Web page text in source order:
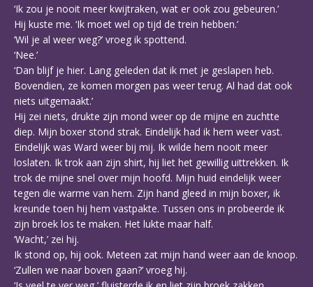
‘Ik zou je nooit meer kwijtraken, wat er ook zou gebeuren.’
Hij kuste me. ‘Ik moet wel op tijd de trein hebben.’
‘Wil je al weer weg?’ vroeg ik spottend.
‘Nee.’
‘Dan blijf je hier. Lang geleden dat ik met je geslapen heb.
Bovendien, ze komen morgen pas weer terug. Al had dat ook
niets uitgemaakt.’
Hij zei niets, drukte zijn mond weer op de mijne en zuchtte
diep. Mijn boxer stond strak. Eindelijk had ik hem weer vast.
Eindelijk was Ward weer bij mij. Ik wilde hem nooit meer
loslaten. Ik trok aan zijn shirt, hij liet het gewillig uittrekken. Ik
trok de mijne snel over mijn hoofd. Mijn huid eindelijk weer
tegen die warme van hem. Zijn hand gleed in mijn boxer, ik
kreunde toen hij hem vastpakte. Tussen ons in probeerde ik
zijn broek los te maken. Het lukte maar half.
‘Wacht,’ zei hij.
Ik stond op, hij ook. Meteen zat mijn hand weer aan de knoop.
‘Zullen we naar boven gaan?’ vroeg hij.